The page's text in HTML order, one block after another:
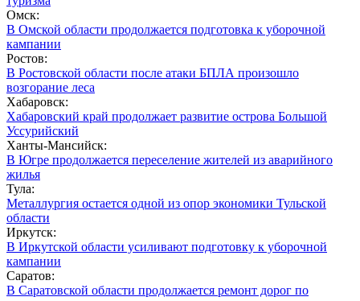
Омск:
В Омской области продолжается подготовка к уборочной
кампании
Ростов:
В Ростовской области после атаки БПЛА произошло
возгорание леса
Хабаровск:
Хабаровский край продолжает развитие острова Большой
Уссурийский
Ханты-Мансийск:
В Югре продолжается переселение жителей из аварийного
жилья
Тула:
Металлургия остается одной из опор экономики Тульской
области
Иркутск:
В Иркутской области усиливают подготовку к уборочной
кампании
Саратов:
В Саратовской области продолжается ремонт дорог по